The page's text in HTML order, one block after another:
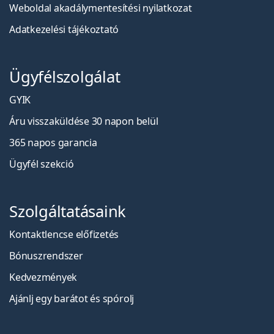
Weboldal akadálymentesítési nyilatkozat
Adatkezelési tájékoztató
Ügyfélszolgálat
GYIK
Áru visszaküldése 30 napon belül
365 napos garancia
Ügyfél szekció
Szolgáltatásaink
Kontaktlencse előfizetés
Bónuszrendszer
Kedvezmények
Ajánlj egy barátot és spórolj